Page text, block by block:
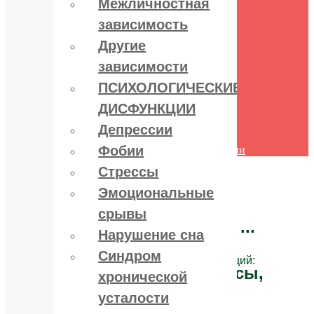
поведения
Межличностная зависимость
ПСИХОЛОГИЧЕСКИЕ
ДИСФУНКЦИИ
Депрессии
Фобии
Эмоциональные срывы
Нарушение сна
Синдром хронической усталости
Другие психологические дисфункции
Лечение зависимостей:
алко, нарко, игро ...
и психологических дисфункций:
депрессии, стрессы,
фобии ...
Межличностная
зависимость
Другие
зависимости
ПСИХОЛОГИЧЕСКИЕ
ДИСФУНКЦИИ
Депрессии
Фобии
Стрессы
Эмоциональные
срывы
Нарушение сна
Синдром
хронической
усталости